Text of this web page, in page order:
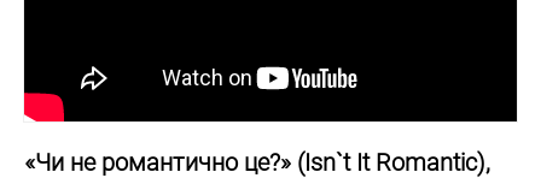
«Чи не романтично це?» (Isn`t It Romantic),